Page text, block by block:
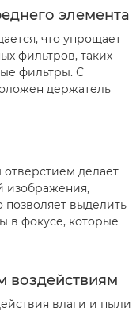
элемента
что упрощает
фильтров, таких
фильтры. С
держатель
делает
изображения,
позволяет выделить
в фокусе, которые
воздействиям
влаги и пыли